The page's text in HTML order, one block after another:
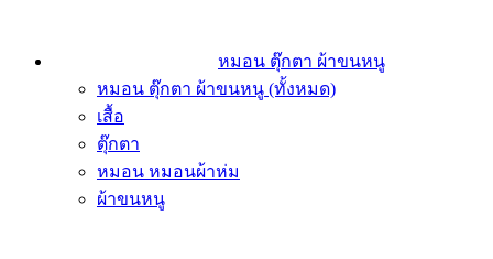
หมอน ตุ๊กตา ผ้าขนหนู
หมอน ตุ๊กตา ผ้าขนหนู (ทั้งหมด)
เสื้อ
ตุ๊กตา
หมอน หมอนผ้าห่ม
ผ้าขนหนู